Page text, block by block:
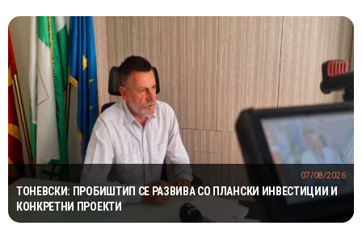
ТОНЕВСКИ: ПРОБИШТИП СЕ РАЗВИВА СО ПЛАНСКИ ИНВЕСТИЦИИ И
КОНКРЕТНИ ПРОЕКТИ
07/08/2026